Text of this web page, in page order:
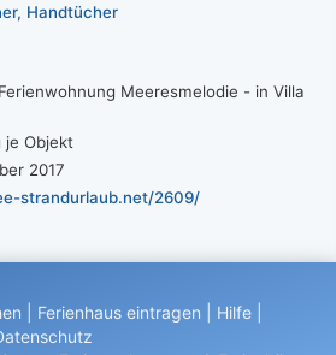
Handtücher
Meeresmelodie - in Villa
je Objekt
2017
strandurlaub.net/2609/
Ferienhaus eintragen Hilfe